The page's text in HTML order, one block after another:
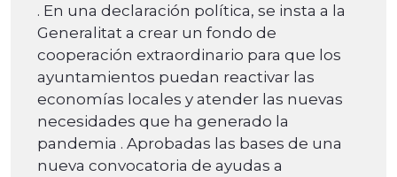
. En una declaración política, se insta a la
Generalitat a crear un fondo de
cooperación extraordinario para que los
ayuntamientos puedan reactivar las
economías locales y atender las nuevas
necesidades que ha generado la
pandemia . Aprobadas las bases de una
nueva convocatoria de ayudas a